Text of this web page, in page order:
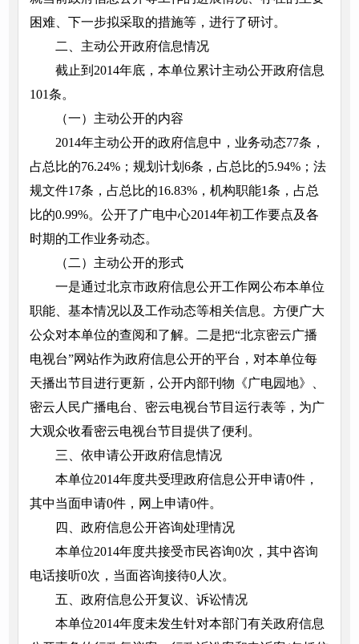
困难、下一步拟采取的措施等，进行了研讨。
二、主动公开政府信息情况
截止到2014年底，本单位累计主动公开政府信息
101条。
（一）主动公开的内容
2014年主动公开的政府信息中，业务动态77条，
占总比的76.24%；规划计划6条，占总比的5.94%；法
规文件17条，占总比的16.83%，机构职能1条，占总
比的0.99%。公开了广电中心2014年初工作要点及各
时期的工作业务动态。
（二）主动公开的形式
一是通过北京市政府信息公开工作网公布本单位
职能、基本情况以及工作动态等相关信息。方便广大
公众对本单位的查阅和了解。二是把“北京密云广播
电视台”网站作为政府信息公开的平台，对本单位每
天播出节目进行更新，公开内部刊物《广电园地》、
密云人民广播电台、密云电视台节目运行表等，为广
大观众收看密云电视台节目提供了便利。
三、依申请公开政府信息情况
本单位2014年度共受理政府信息公开申请0件，
其中当面申请0件，网上申请0件。
四、政府信息公开咨询处理情况
本单位2014年度共接受市民咨询0次，其中咨询
电话接听0次，当面咨询接待0人次。
五、政府信息公开复议、诉讼情况
本单位2014年度未发生针对本部门有关政府信息